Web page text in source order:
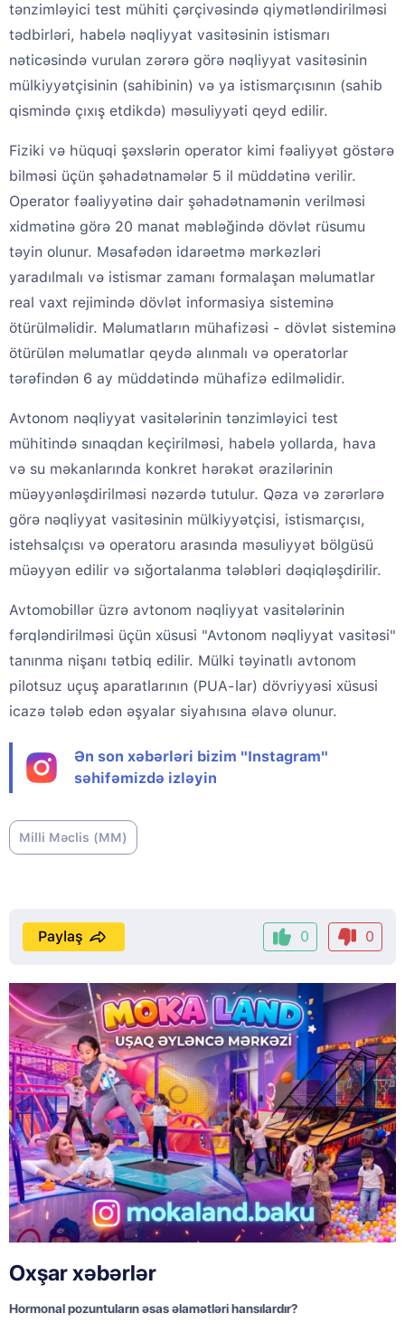
tənzimləyici test mühiti çərçivəsində qiymətləndirilməsi
tədbirləri, habelə nəqliyyat vasitəsinin istismarı
nəticəsində vurulan zərərə görə nəqliyyat vasitəsinin
mülkiyyətçisinin (sahibinin) və ya istismarçısının (sahib
qismində çıxış etdikdə) məsuliyyəti qeyd edilir.
Fiziki və hüquqi şəxslərin operator kimi fəaliyyət göstərə
bilməsi üçün şəhadətnamələr 5 il müddətinə verilir.
Operator fəaliyyətinə dair şəhadətnamənin verilməsi
xidmətinə görə 20 manat məbləğində dövlət rüsumu
təyin olunur. Məsafədən idarəetmə mərkəzləri
yaradılmalı və istismar zamanı formalaşan məlumatlar
real vaxt rejimində dövlət informasiya sisteminə
ötürülməlidir. Məlumatların mühafizəsi - dövlət sisteminə
ötürülən məlumatlar qeydə alınmalı və operatorlar
tərəfindən 6 ay müddətində mühafizə edilməlidir.
Avtonom nəqliyyat vasitələrinin tənzimləyici test
mühitində sınaqdan keçirilməsi, habelə yollarda, hava
və su məkanlarında konkret hərəkət ərazilərinin
müəyyənləşdirilməsi nəzərdə tutulur. Qəza və zərərlərə
görə nəqliyyat vasitəsinin mülkiyyətçisi, istismarçısı,
istehsalçısı və operatoru arasında məsuliyyət bölgüsü
müəyyən edilir və sığortalanma tələbləri dəqiqləşdirilir.
Avtomobillər üzrə avtonom nəqliyyat vasitələrinin
fərqləndirilməsi üçün xüsusi "Avtonom nəqliyyat vasitəsi"
tanınma nişanı tətbiq edilir. Mülki təyinatlı avtonom
pilotsuz uçuş aparatlarının (PUA-lar) dövriyyəsi xüsusi
icazə tələb edən əşyalar siyahısına əlavə olunur.
Ən son xəbərləri bizim "Instagram"
səhifəmizdə izləyin
Milli Məclis (MM)
0 0
Paylaş
Oxşar xəbərlər
Hormonal pozuntuların əsas əlamətləri hansılardır?